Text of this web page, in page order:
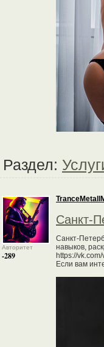
Раздел:
Авторитет
-289
Санкт-
Санкт-
навыков,
https://
Если вам